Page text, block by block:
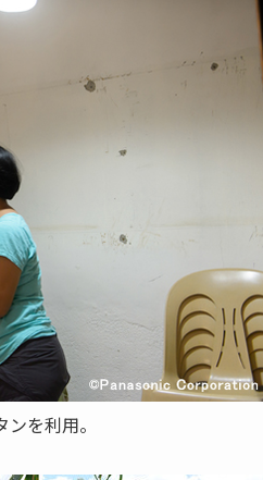
を利用。